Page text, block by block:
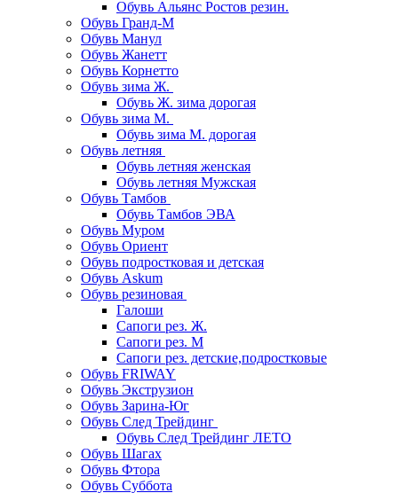
Обувь Альянс Ростов резин.
Обувь Гранд-М
Обувь Манул
Обувь Жанетт
Обувь Корнетто
Обувь зима Ж.
Обувь Ж. зима дорогая
Обувь зима М.
Обувь зима М. дорогая
Обувь летняя
Обувь летняя женская
Обувь летняя Мужская
Обувь Тамбов
Обувь Тамбов ЭВА
Обувь Муром
Обувь Ориент
Обувь подростковая и детская
Обувь Askum
Обувь резиновая
Галоши
Сапоги рез. Ж.
Сапоги рез. М
Сапоги рез. детские,подростковые
Обувь FRIWAY
Обувь Экструзион
Обувь Зарина-Юг
Обувь След Трейдинг
Обувь След Трейдинг ЛЕТО
Обувь Шагах
Обувь Фтора
Обувь Суббота